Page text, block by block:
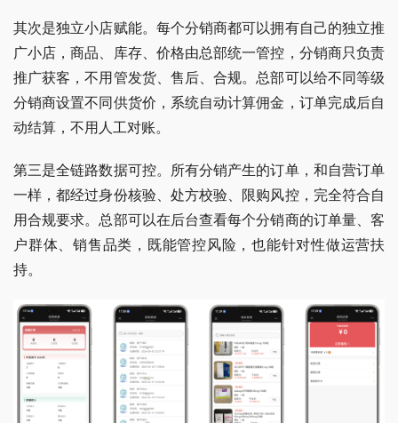
其次是独立小店赋能。每个分销商都可以拥有自己的独立推
广小店，商品、库存、价格由总部统一管控，分销商只负责
推广获客，不用管发货、售后、合规。总部可以给不同等级
分销商设置不同供货价，系统自动计算佣金，订单完成后自
动结算，不用人工对账。
第三是全链路数据可控。所有分销产生的订单，和自营订单
一样，都经过身份核验、处方校验、限购风控，完全符合自
用合规要求。总部可以在后台查看每个分销商的订单量、客
户群体、销售品类，既能管控风险，也能针对性做运营扶
持。